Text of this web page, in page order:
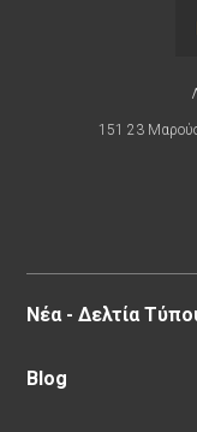
151 23
Νέα - Δελτία
Blog